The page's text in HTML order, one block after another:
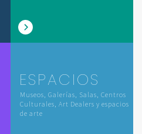
ESPACIOS
Museos, Galerías, Salas, Centros
Culturales, Art Dealers y espacios
de arte